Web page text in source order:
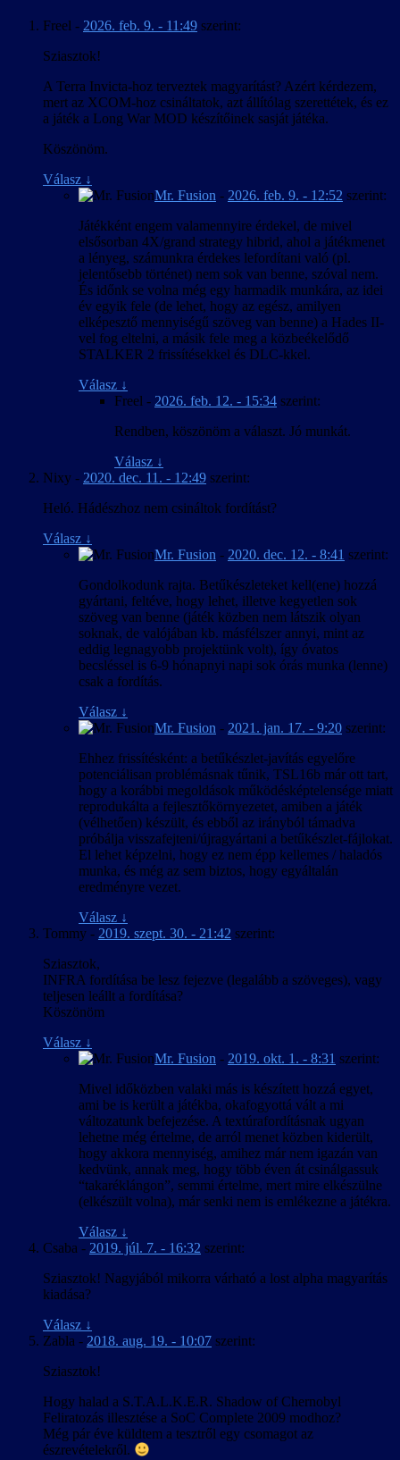
Freel - 2026. feb. 9. - 11:49 szerint:
Sziasztok!
A Terra Invicta-hoz terveztek magyarítást? Azért kérdezem,
mert az XCOM-hoz csináltatok, azt állítólag szerettétek, és ez
a játék a Long War MOD készítőinek sasját játéka.
Köszönöm.
Válasz ↓
Mr. Fusion - 2026. feb. 9. - 12:52 szerint:
Játékként engem valamennyire érdekel, de mivel
elsősorban 4X/grand strategy hibrid, ahol a játékmenet
a lényeg, számunkra érdekes lefordítani való (pl.
jelentősebb történet) nem sok van benne, szóval nem.
És időnk se volna még egy harmadik munkára, az idei
év egyik fele (de lehet, hogy az egész, amilyen
elképesztő mennyiségű szöveg van benne) a Hades II-
vel fog eltelni, a másik fele meg a közbeékelődő
STALKER 2 frissítésekkel és DLC-kkel.
Válasz ↓
Freel - 2026. feb. 12. - 15:34 szerint:
Rendben, köszönöm a választ. Jó munkát.
Válasz ↓
Nixy - 2020. dec. 11. - 12:49 szerint:
Heló. Hádészhoz nem csináltok fordítást?
Válasz ↓
Mr. Fusion - 2020. dec. 12. - 8:41 szerint:
Gondolkodunk rajta. Betűkészleteket kell(ene) hozzá
gyártani, feltéve, hogy lehet, illetve kegyetlen sok
szöveg van benne (játék közben nem látszik olyan
soknak, de valójában kb. másfélszer annyi, mint az
eddig legnagyobb projektünk volt), így óvatos
becsléssel is 6-9 hónapnyi napi sok órás munka (lenne)
csak a fordítás.
Válasz ↓
Mr. Fusion - 2021. jan. 17. - 9:20 szerint:
Ehhez frissítésként: a betűkészlet-javítás egyelőre
potenciálisan problémásnak tűnik, TSL16b már ott tart,
hogy a korábbi megoldások működésképtelensége miatt
reprodukálta a fejlesztőkörnyezetet, amiben a játék
(vélhetően) készült, és ebből az irányból támadva
próbálja visszafejteni/újragyártani a betűkészlet-fájlokat.
El lehet képzelni, hogy ez nem épp kellemes / haladós
munka, és még az sem biztos, hogy egyáltalán
eredményre vezet.
Válasz ↓
Tommy - 2019. szept. 30. - 21:42 szerint:
Sziasztok,
INFRA fordítása be lesz fejezve (legalább a szöveges), vagy
teljesen leállt a fordítása?
Köszönöm
Válasz ↓
Mr. Fusion - 2019. okt. 1. - 8:31 szerint:
Mivel időközben valaki más is készített hozzá egyet,
ami be is került a játékba, okafogyottá vált a mi
változatunk befejezése. A textúrafordításnak ugyan
lehetne még értelme, de arról menet közben kiderült,
hogy akkora mennyiség, amihez már nem igazán van
kedvünk, annak meg, hogy több éven át csinálgassuk
“takaréklángon”, semmi értelme, mert mire elkészülne
(elkészült volna), már senki nem is emlékezne a játékra.
Válasz ↓
Csaba - 2019. júl. 7. - 16:32 szerint:
Sziasztok! Nagyjából mikorra várható a lost alpha magyarítás
kiadása?
Válasz ↓
Zabla - 2018. aug. 19. - 10:07 szerint:
Sziasztok!
Hogy halad a S.T.A.L.K.E.R. Shadow of Chernobyl
Feliratozás illesztése a SoC Complete 2009 modhoz?
Még pár éve küldtem a tesztről egy csomagot az
észrevételekről.